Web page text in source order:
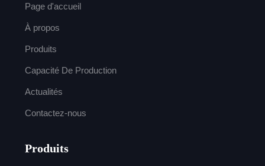
Page d'accueil
À propos
Produits
Capacité De Production
Actualités
Contactez-nous
Produits